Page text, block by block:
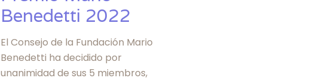
Benedetti 2022
El Consejo de la Fundación Mario
Benedetti ha decidido por
unanimidad de sus 5 miembros,